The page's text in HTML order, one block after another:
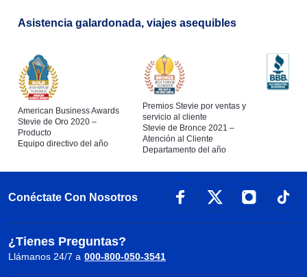
Asistencia galardonada, viajes asequibles
American Business Awards
Stevie de Oro 2020 –
Producto
Equipo directivo del año
Premios Stevie por ventas y
servicio al cliente
Stevie de Bronce 2021 –
Atención al Cliente
Departamento del año
Conéctate Con Nosotros
¿Tienes Preguntas?
Llámanos 24/7 a 000-800-050-3541